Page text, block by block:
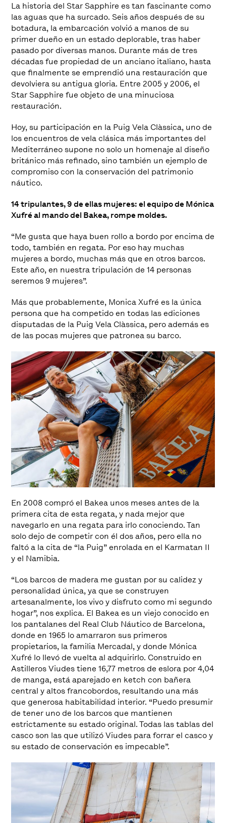
La historia del Star Sapphire es tan fascinante como
las aguas que ha surcado. Seis años después de su
botadura, la embarcación volvió a manos de su
primer dueño en un estado deplorable, tras haber
pasado por diversas manos. Durante más de tres
décadas fue propiedad de un anciano italiano, hasta
que finalmente se emprendió una restauración que
devolviera su antigua gloria. Entre 2005 y 2006, el
Star Sapphire fue objeto de una minuciosa
restauración.
Hoy, su participación en la Puig Vela Clàssica, uno de
los encuentros de vela clásica más importantes del
Mediterráneo supone no solo un homenaje al diseño
británico más refinado, sino también un ejemplo de
compromiso con la conservación del patrimonio
náutico.
14 tripulantes, 9 de ellas mujeres: el equipo de Mónica
Xufré al mando del Bakea, rompe moldes.
“Me gusta que haya buen rollo a bordo por encima de
todo, también en regata. Por eso hay muchas
mujeres a bordo, muchas más que en otros barcos.
Este año, en nuestra tripulación de 14 personas
seremos 9 mujeres”.
Más que probablemente, Monica Xufré es la única
persona que ha competido en todas las ediciones
disputadas de la Puig Vela Clàssica, pero además es
de las pocas mujeres que patronea su barco.
En 2008 compró el Bakea unos meses antes de la
primera cita de esta regata, y nada mejor que
navegarlo en una regata para irlo conociendo. Tan
solo dejo de competir con él dos años, pero ella no
faltó a la cita de “la Puig” enrolada en el Karmatan II
y el Namibia.
“Los barcos de madera me gustan por su calidez y
personalidad única, ya que se construyen
artesanalmente, los vivo y disfruto como mi segundo
hogar”, nos explica. El Bakea es un viejo conocido en
los pantalanes del Real Club Náutico de Barcelona,
donde en 1965 lo amarraron sus primeros
propietarios, la familia Mercadal, y donde Mónica
Xufré lo llevó de vuelta al adquirirlo. Construido en
Astilleros Viudes tiene 16,77 metros de eslora por 4,04
de manga, está aparejado en ketch con bañera
central y altos francobordos, resultando una más
que generosa habitabilidad interior. “Puedo presumir
de tener uno de los barcos que mantienen
estrictamente su estado original. Todas las tablas del
casco son las que utilizó Viudes para forrar el casco y
su estado de conservación es impecable”.